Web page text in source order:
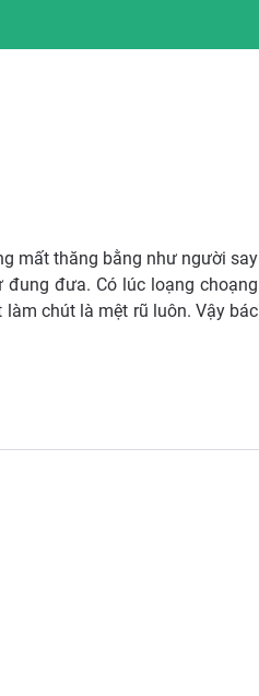
mất thăng bằng như người say
đưa. Có lúc loạng choạng
chút là mệt rũ luôn. Vậy bác